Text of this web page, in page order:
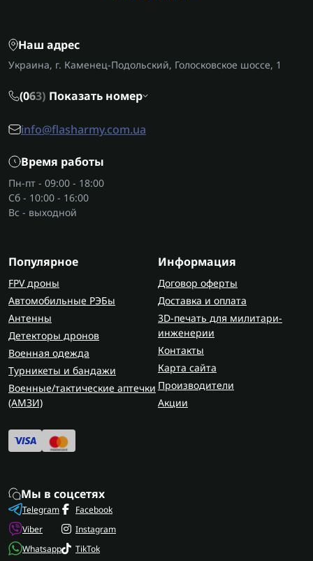
Наш адрес
Украина, г. Каменец-Подольский, Голосковское шоссе, 1
(063) Показать номер
info@flasharmy.com.ua
Время работы
Пн-пт - 09:00 - 18:00
Сб - 10:00 - 16:00
Вс - выходной
Популярное
FPV дроны
Автомобильные РЭБы
Антенны
Детекторы дронов
Военная одежда
Турникеты и бандажи
Военные/тактические аптечки
(AMЗИ)
Информация
Договор оферты
Доставка и оплата
3D-печать для милитари-
инженерии
Контакты
Карта сайта
Производители
Акции
Мы в соцсетях
Telegram
Viber
Whatsapp
Facebook
Instagram
TikTok